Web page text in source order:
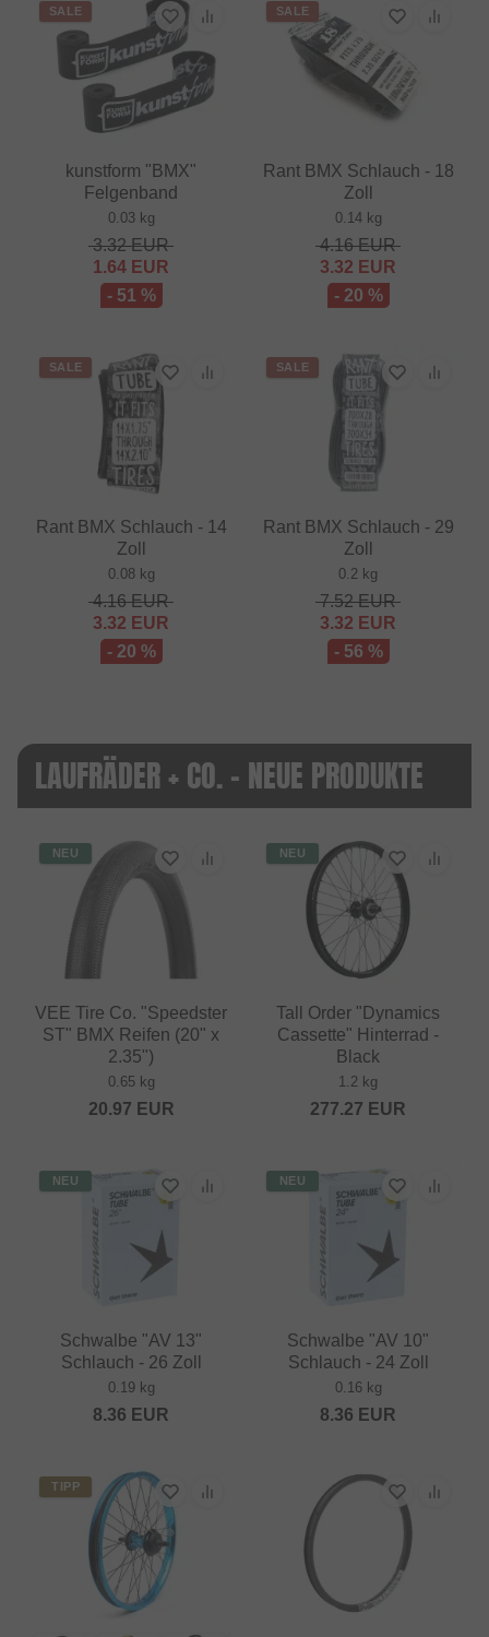
SALE
kunstform "BMX"
Felgenband
0.03 kg
3.32EUR
1.64 EUR
- 51 %
SALE
Rant BMX Schlauch - 18
Zoll
0.14 kg
4.16EUR
3.32 EUR
- 20 %
SALE
Rant BMX Schlauch - 14
Zoll
0.08 kg
4.16EUR
3.32 EUR
- 20 %
SALE
Rant BMX Schlauch - 29
Zoll
0.2 kg
7.52EUR
3.32 EUR
- 56 %
LAUFRÄDER + CO. - NEUE PRODUKTE
NEU
VEE Tire Co. "Speedster
ST" BMX Reifen (20" x
2.35")
0.65 kg
20.97 EUR
NEU
Tall Order "Dynamics
Cassette" Hinterrad -
Black
1.2 kg
277.27 EUR
NEU
Schwalbe "AV 13"
Schlauch - 26 Zoll
0.19 kg
8.36 EUR
NEU
Schwalbe "AV 10"
Schlauch - 24 Zoll
0.16 kg
8.36 EUR
TIPP